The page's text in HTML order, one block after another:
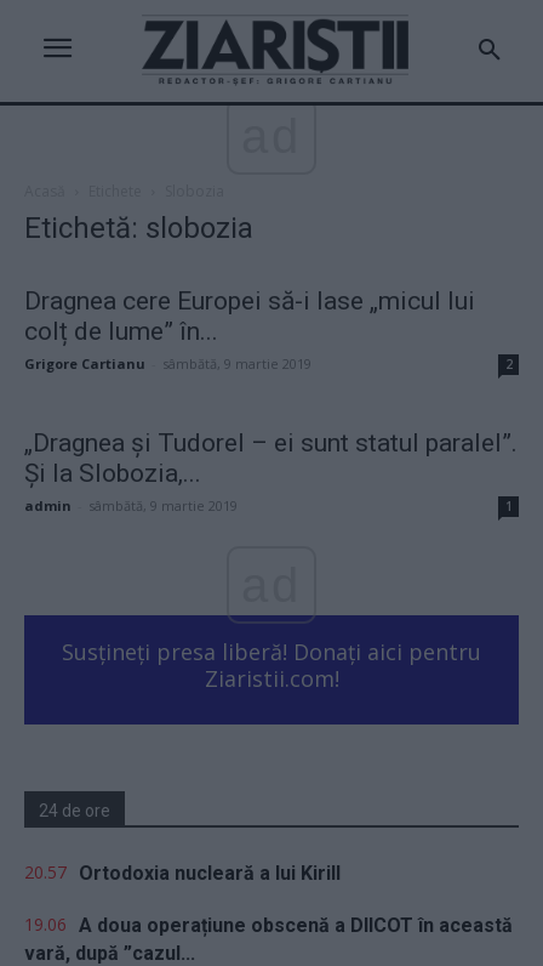
Etichetă: slobozia
Dragnea cere Europei să-i lase „micul lui
colț de lume” în...
Grigore Cartianu sâmbătă, 9 martie 2019 2
„Dragnea și Tudorel – ei sunt statul paralel”.
Și la Slobozia,...
admin sâmbătă, 9 martie 2019 1
Susțineți presa liberă! Donați aici pentru
Ziaristii.com!
24 de ore
20.57 Ortodoxia nucleară a lui Kirill
19.06 A doua operațiune obscenă a DIICOT în această
vară, după ”cazul...